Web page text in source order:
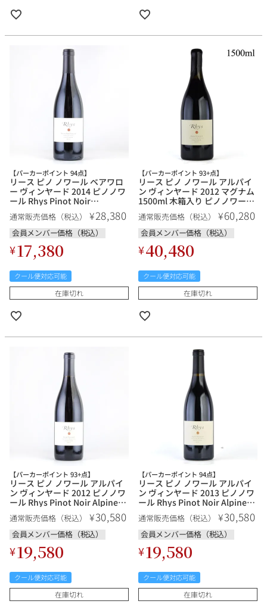
【パーカーポイント 94点】
リース ピノ ノワール ベアワロ
ー ヴィンヤード 2014 ピノノワ
ール Rhys Pinot Noir
Bearwallow Vineyard アメリ
カ カリフォルニア 赤ワイン
通常販売価格（税込） ¥28,380
会員メンバー価格（税込）
¥17,380
クール便対応可能
在庫切れ
【パーカーポイント 93+点】
リース ピノ ノワール アルパイ
ン ヴィンヤード 2012 マグナム
1500ml 木箱入り ピノノワール
Rhys Pinot Noir Alpine
Vineyard アメリカ カリフォル
ニア 赤ワイン
通常販売価格（税込） ¥60,280
会員メンバー価格（税込）
¥40,480
クール便対応可能
在庫切れ
【パーカーポイント 93+点】
リース ピノ ノワール アルパイ
ン ヴィンヤード 2012 ピノノワ
ール Rhys Pinot Noir Alpine
Vineyard アメリカ カリフォル
ニア 赤ワイン
通常販売価格（税込） ¥30,580
会員メンバー価格（税込）
¥19,580
クール便対応可能
在庫切れ
【パーカーポイント 94点】
リース ピノ ノワール アルパイ
ン ヴィンヤード 2013 ピノノワ
ール Rhys Pinot Noir Alpine
Vineyard アメリカ カリフォル
ニア 赤ワイン
通常販売価格（税込） ¥30,580
会員メンバー価格（税込）
¥19,580
クール便対応可能
在庫切れ